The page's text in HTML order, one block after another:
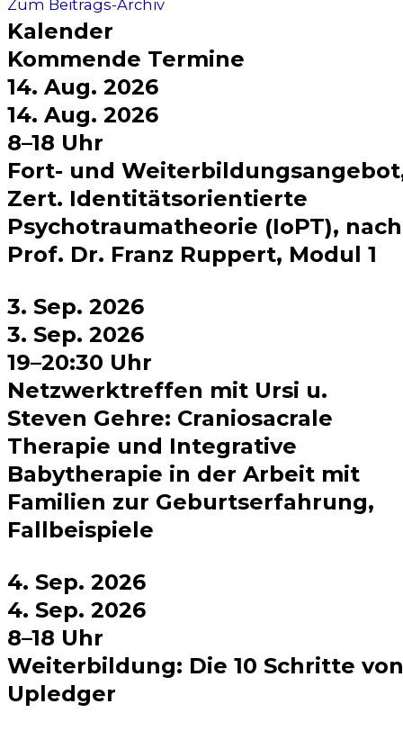
Zum Bei­trags-Archiv
Kalender
Kommende Termine
14. Aug. 2026
14. Aug. 2026
8–18 Uhr
Fort- und
Zert. Identitätsorientierte
Psychotraumatheorie (IoPT), nach
Prof. Dr. Franz Ruppert, Modul 1
3. Sep. 2026
3. Sep. 2026
19–20:30 Uhr
Netzwerktreffen mit Ursi u.
Steven Gehre: Craniosacrale
Therapie und Integrative
Babytherapie in der Arbeit mit
Familien zur Geburtserfahrung,
Fallbeispiele
4. Sep. 2026
4. Sep. 2026
8–18 Uhr
Weiterbildung: Die 10 Schritte von
Upledger